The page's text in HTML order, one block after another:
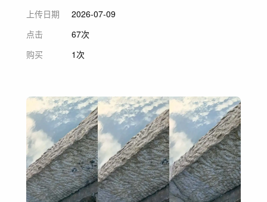
上传日期
2026-07-09
点击
67次
购买
1次